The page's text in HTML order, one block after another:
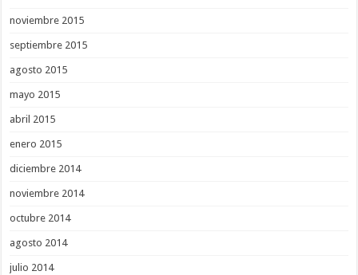
noviembre 2015
septiembre 2015
agosto 2015
mayo 2015
abril 2015
enero 2015
diciembre 2014
noviembre 2014
octubre 2014
agosto 2014
julio 2014